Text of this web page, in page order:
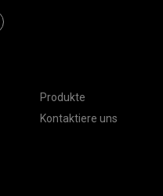
Produkte
Kontaktiere uns